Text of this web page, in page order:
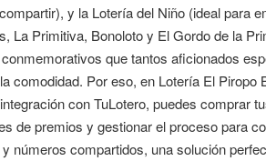
y la Lotería del Niño (ideal para
La Primitiva, Bonoloto y El Gordo de la
que tantos aficionados
comodidad. Por eso, en Lotería El Piropo
con TuLotero, puedes comprar
de premios y gestionar el proceso para
números compartidos, una solución